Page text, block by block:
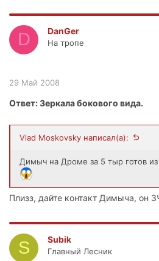
D DanGer
На тропе
29 Май 2008
Ответ: Зеркала бокового вида.
Vlad Moskovsky написал(а):
Димыч на Дроме за 5 тыр готов из
Плизз, дайте контакт Димыча, он
S Subik
Главный Лесник